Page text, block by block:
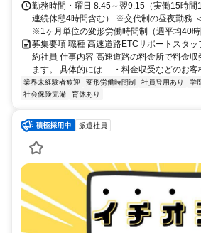
勤務時間・曜日 8:45～翌9:15（実働15時
連続休憩4時間含む） ※交代制の昼夜勤務
※1ヶ月単位の変形労働時間制（週平均40
募集要項 職種 高速道路ETCサポートスタ
約社員 仕事内容 高速道路の料金所で料金
ます。 具体的には… ・料金収受などのお客
業界未経験者歓迎 変形労働時間制 社員登用あり 学
社会保険完備
育休あり
派遣社員